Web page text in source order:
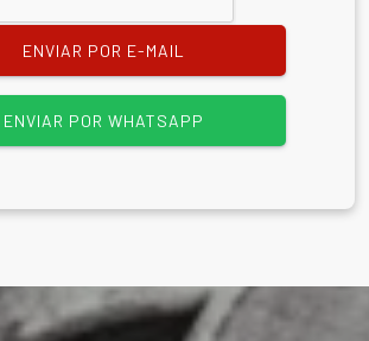
ENVIAR POR E-MAIL
ENVIAR POR WHATSAPP